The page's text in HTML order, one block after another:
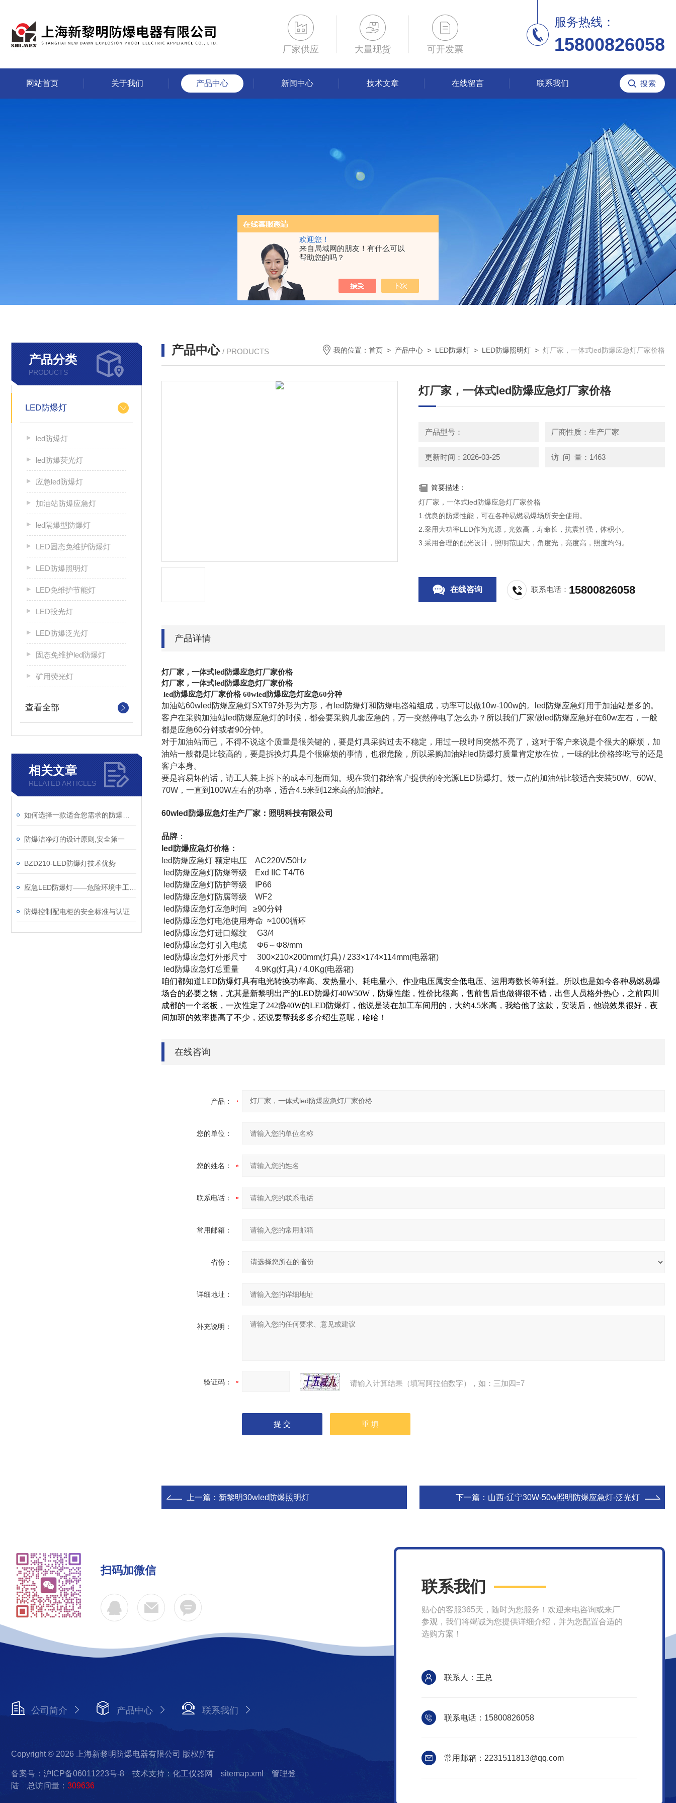
欢迎您！
来自局域网的朋友！有什么可以
帮助您的吗？
厂家供应 大量现货 可开发票
服务热线：
15800826058
网站首页 关于我们 产品中心 新闻中心 技术文章 在线留言 联系我们
产品分类
PRODUCTS
LED防爆灯
led防爆灯
led防爆荧光灯
应急led防爆灯
加油站防爆应急灯
led隔爆型防爆灯
LED固态免维护防爆灯
LED防爆照明灯
LED免维护节能灯
LED投光灯
LED防爆泛光灯
固态免维护led防爆灯
矿用荧光灯
查看全部
相关文章
RELATED ARTICLES
防爆洁净灯的设计原则,安全第一
BZD210-LED防爆灯技术优势
防爆控制配电柜的安全标准与认证
产品中心 / PRODUCTS 我的位置： 首页 > 产品中心 > LED防爆灯 > LED防爆照明灯 > 灯厂家，一体式led防爆应急灯厂家价格
灯厂家，一体式led防爆应急灯厂家价格
产品型号： 厂商性质：生产厂家
更新时间：2026-03-25 访 问 量：1463
简要描述：
灯厂家，一体式led防爆应急灯厂家价格
1.优良的防爆性能，可在各种易燃易爆场所安全使用。
2.采用大功率LED作为光源，光效高，寿命长，抗震性强，体积小。
3.采用合理的配光设计，照明范围大，角度光，亮度高，照度均匀。
在线咨询 联系电话： 15800826058
产品详情
灯厂家，一体式led防爆应急灯厂家价格
灯厂家，一体式led防爆应急灯厂家价格
led防爆应急灯厂家价格 60wled防爆应急灯应急60分种
加油站60wled防爆应急灯SXT97外形为方形，有led防爆灯和防爆电器箱组成，功率可以做10w-100w的。led防爆应急灯用于加油站是多的。
客户在采购加油站led防爆应急灯的时候，都会要采购几套应急的，万一突然停电了怎么办？所以我们厂家做led防爆应急好在60w左右，一般
都是应急60分钟或者90分钟。
对于加油站而已，不得不说这个质量是很关键的，要是灯具采购过去不稳定，用过一段时间突然不亮了，这对于客户来说是个很大的麻烦，加
油站一般都是比较高的，要是拆换灯具是个很麻烦的事情，也很危险，所以采购加油站led防爆灯质量肯定放在位，一味的比价格终吃亏的还是
客户本身。
要是容易坏的话，请工人装上拆下的成本可想而知。现在我们都给客户提供的冷光源LED防爆灯。矮一点的加油站比较适合安装50W、60W、
70W，一直到100W左右的功率，适合4.5米到12米高的加油站。
60wled防爆应急灯生产厂家：照明科技有限公司
品牌 ：
led防爆应急灯价格：
led防爆应急灯 额定电压 AC220V/50Hz
led防爆应急灯防爆等级 Exd IIC T4/T6
led防爆应急灯防护等级 IP66
led防爆应急灯防腐等级 WF2
led防爆应急灯应急时间 ≥90分钟
led防爆应急灯电池使用寿命 ≈1000循环
led防爆应急灯进口螺纹 G3/4
led防爆应急灯引入电缆 Φ6～Φ8/mm
led防爆应急灯外形尺寸 300×210×200mm(灯具) / 233×174×114mm(电器箱)
led防爆应急灯总重量 4.9Kg(灯具) / 4.0Kg(电器箱)
咱们都知道LED防爆灯具有电光转换功率高、发热量小、耗电量小、作业电压属安全低电压、运用寿数长等利益。所以也是如今各种易燃易爆
场合的必要之物，尤其是新黎明出产的LED防爆灯40W50W，防爆性能，性价比很高，售前售后也做得很不错，出售人员格外热心，之前四川
成都的一个老板，一次性定了242盏40W的LED防爆灯，他说是装在加工车间用的，大约4.5米高，我给他了这款，安装后，他说效果很好，夜
间加班的效率提高了不少，还说要帮我多多介绍生意呢，哈哈！
在线咨询
产品：
您的单位：
您的姓名：
联系电话：
常用邮箱：
省份：
详细地址：
补充说明：
验证码： 请输入计算结果（填写阿拉伯数字），如：三加四=7
上一篇： 新黎明30wled防爆照明灯 下一篇： 山西-辽宁30W-50w照明防爆应急灯-泛光灯
扫码加微信
公司简介 产品中心 联系我们
Copyright © 2026 上海新黎明防爆电器有限公司 版权所有
备案号：沪ICP备06011223号-8 技术支持：化工仪器网 sitemap.xml
管理登
陆 总访问量： 309636
联系我们
贴心的客服365天，随时为您服务！欢迎来电咨询或来厂
参观，我们将竭诚为您提供详细介绍，并为您配置合适的
选购方案！
联系人：王总
联系电话：15800826058
常用邮箱：2231511813@qq.com